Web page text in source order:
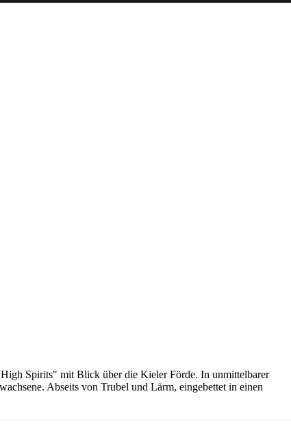
Spirits" mit Blick über die Kieler Förde. In unmittelbarer
Abseits von Trubel und Lärm, eingebettet in einen